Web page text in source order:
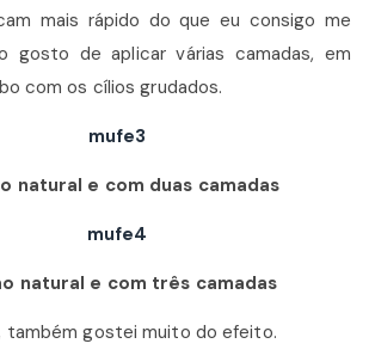
mais rápido do que eu consigo me
gosto de aplicar várias camadas, em
com os cílios grudados.
natural e com duas camadas
natural e com três camadas
também gostei muito do efeito.